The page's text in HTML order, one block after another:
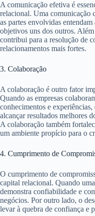
A comunicação efetiva é
relacional. Uma comunicação
as partes envolvidas entendam
objetivos uns dos outros.
contribui para a resolução de
relacionamentos mais fortes.
3. Colaboração
A colaboração é outro fator
Quando as empresas
conhecimentos e
alcançar resultados melhores
A colaboração também
um ambiente propício para o
4. Cumprimento de
O cumprimento de
capital relacional. Quando
demonstra confiabilidade e
negócios. Por outro lado, o
levar à quebra de confiança e